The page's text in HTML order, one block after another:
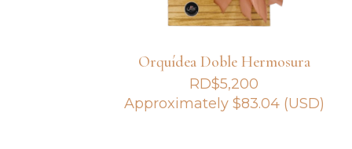
Orquídea Doble Hermosura
RD$5,200
Approximately $83.04(USD)